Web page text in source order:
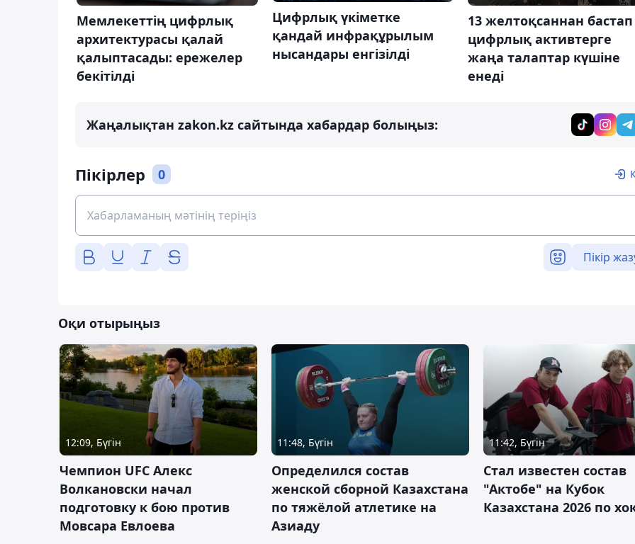
Мемлекеттің цифрлық
архитектурасы қалай
қалыптасады: ережелер
бекітілді
Цифрлық үкіметке
қандай инфрақұрылым
нысандары енгізілді
13 желтоқсаннан бастап
цифрлық активтерге
жаңа талаптар күшіне
енеді
Жаңалықтан zakon.kz сайтында хабардар болыңыз:
Пікірлер 0
Пікір
Оқи отырыңыз
12:09, Бүгін
Чемпион UFC Алекс
Волкановски начал
подготовку к бою против
Мовсара Евлоева
11:48, Бүгін
Определился состав
женской сборной Казахстана
по тяжёлой атлетике на
Азиаду
11:42, Бүгін
Стал известен состав
"Актобе" на Кубок
Казахстана 2026 по